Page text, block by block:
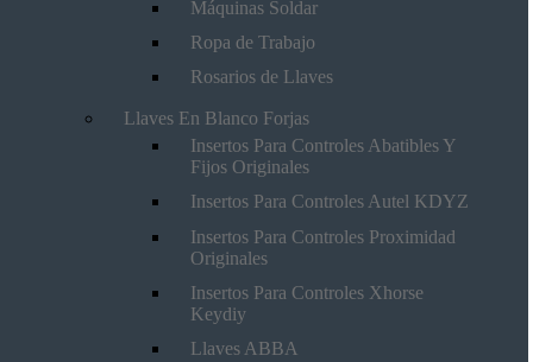
Máquinas Soldar
Ropa de Trabajo
Rosarios de Llaves
Llaves En Blanco Forjas
Insertos Para Controles Abatibles Y
Fijos Originales
Insertos Para Controles Autel KDYZ
Insertos Para Controles Proximidad
Originales
Insertos Para Controles Xhorse
Keydiy
Llaves ABBA